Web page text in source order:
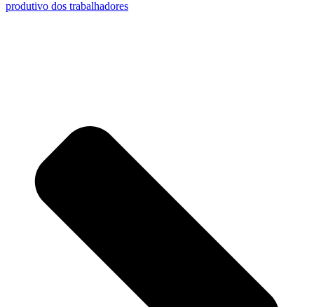
produtivo dos trabalhadores